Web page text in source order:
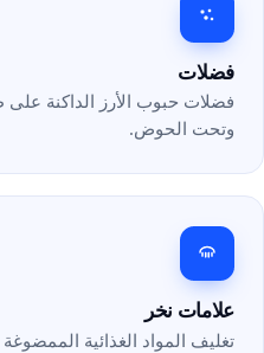
فضلات
فضلات حبوب الأرز الداكنة
وتحت الحوض.
علامات نخر
تغليف المواد الغذائية